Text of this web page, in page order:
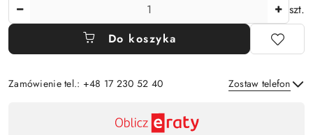
szt.
Do koszyka
Zamówienie tel.: +48 17 230 52 40 Zostaw telefon